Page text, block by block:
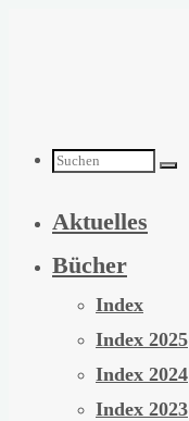
Suchen
nach:
Aktuelles
Bücher
Index
Index 2025
Index 2024
Index 2023